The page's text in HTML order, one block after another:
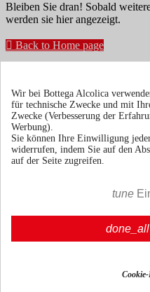
Bleiben Sie dran! Sobald
werden sie hier angezeigt.
 Back to Home page
Sie können Ihr Einverständnis
Kontaktinformationen finden
Bedingungen und
Toggle
Wir bei Bottega Alcolica
für technische Zwecke und mit
Zwecke (Verbesserung der
Werbung).
Sie können Ihre Einwilligung
widerrufen, indem Sie auf den
auf der Seite zugreifen.
tune
done_all